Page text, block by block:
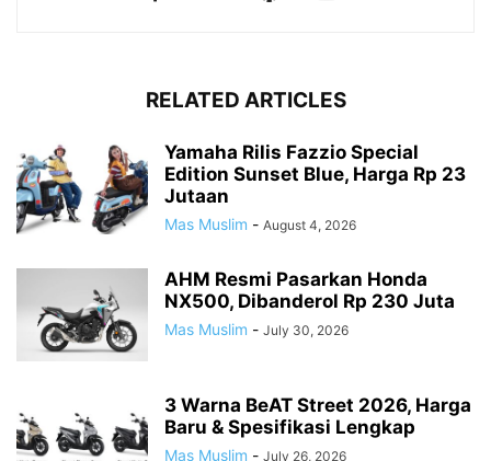
RELATED ARTICLES
Yamaha Rilis Fazzio Special
Edition Sunset Blue, Harga Rp 23
Jutaan
Mas Muslim - August 4, 2026
AHM Resmi Pasarkan Honda
NX500, Dibanderol Rp 230 Juta
Mas Muslim - July 30, 2026
3 Warna BeAT Street 2026, Harga
Baru & Spesifikasi Lengkap
Mas Muslim - July 26, 2026